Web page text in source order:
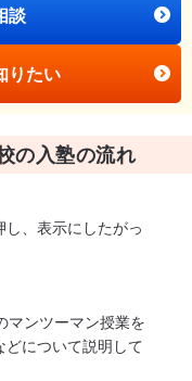
談
りたい
の入塾の流れ
、表示にしたがっ
マンツーマン授業を
について説明して